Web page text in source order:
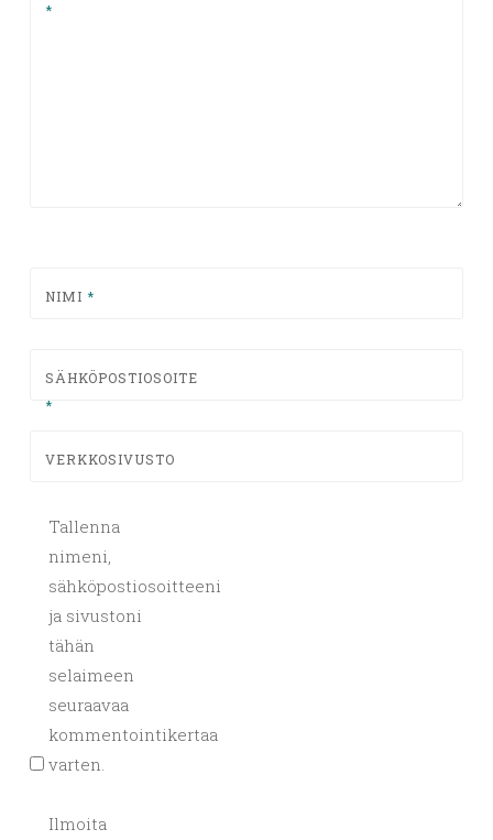
*
NIMI *
SÄHKÖPOSTIOSOITE
*
VERKKOSIVUSTO
Tallenna
nimeni,
sähköpostiosoitteeni
ja sivustoni
tähän
selaimeen
seuraavaa
kommentointikertaa
varten.
Ilmoita